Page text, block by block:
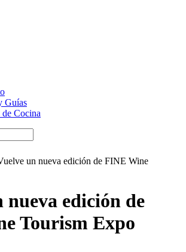
Guías
de Cocina
un nueva edición de FINE Wine
nueva edición de
Tourism Expo